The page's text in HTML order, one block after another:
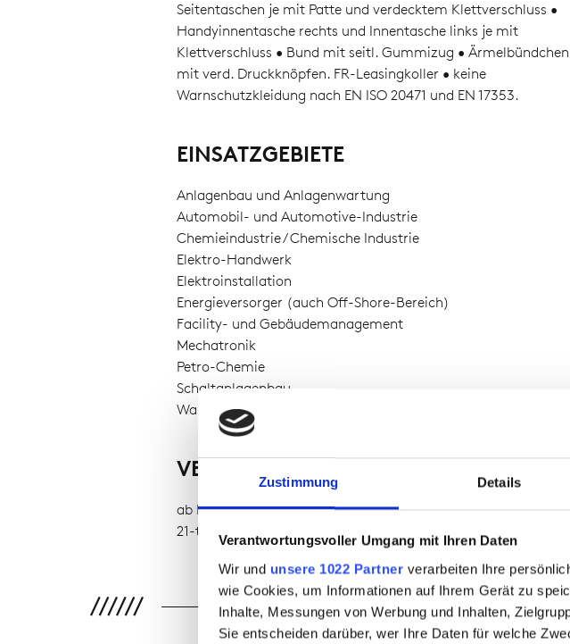
Zustimmung Details
Verantwortungsvoller Umgang mit Ihren Daten
Wir und unsere 1022 Partner verarbeiten Ihre
wie Cookies, um Informationen auf Ihrem Gerät zu
Inhalte, Messungen von Werbung und Inhalten,
Sie entscheiden darüber, wer Ihre Daten für welche
Seitentaschen je mit Patte und verdecktem Klettverschluss •
Handyinnentasche rechts und Innentasche links je mit
Klettverschluss • Bund mit seitl. Gummizug • Ärmelbündchen
mit verd. Druckknöpfen. FR-Leasingkoller • keine
Warnschutzkleidung nach EN ISO 20471 und EN 17353.
EINSATZGEBIETE
Anlagenbau und Anlagenwartung
Automobil- und Automotive-Industrie
Chemieindustrie / Chemische Industrie
Elektro-Handwerk
Elektroinstallation
Energieversorger (auch Off-Shore-Bereich)
Facility- und Gebäudemanagement
Mechatronik
Petro-Chemie
Schaltanlagenbau
Wartung von Niederspannungsnetzen
VERFÜGBARKEIT
ab Lager verfügbar
21-to-wear